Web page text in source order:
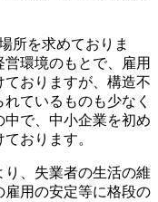
所を求めておりま
環境のもとで、雇用
おりますが、構造不
ているものも少なく
で、中小企業を初め
おります。
、失業者の生活の維
用の安定等に格段の